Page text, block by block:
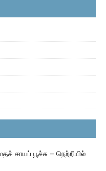
சாயப் பூச்சு – நெற்றியில்